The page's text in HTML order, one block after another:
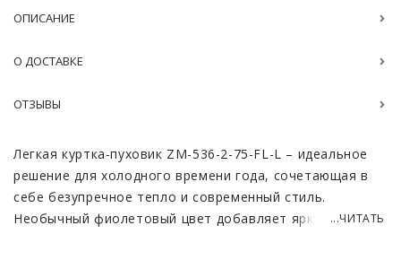
ОПИСАНИЕ
О ДОСТАВКЕ
ОТЗЫВЫ
Легкая куртка-пуховик ZM-536-2-75-FL-L – идеальное
решение для холодного времени года, сочетающая в
себе безупречное тепло и современный стиль.
Необычный фиолетовый цвет добавляет яркие
...ЧИТАТЬ